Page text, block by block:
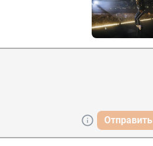
Отправить